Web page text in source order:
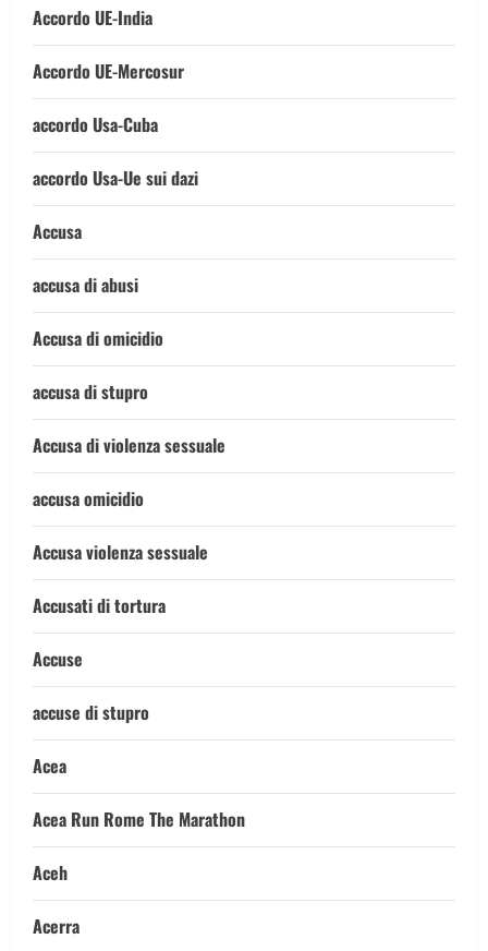
Accordo UE-India
Accordo UE-Mercosur
accordo Usa-Cuba
accordo Usa-Ue sui dazi
Accusa
accusa di abusi
Accusa di omicidio
accusa di stupro
Accusa di violenza sessuale
accusa omicidio
Accusa violenza sessuale
Accusati di tortura
Accuse
accuse di stupro
Acea
Acea Run Rome The Marathon
Aceh
Acerra